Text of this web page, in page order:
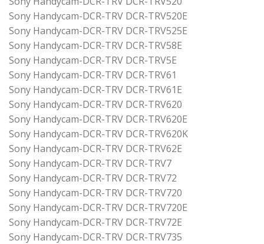
Sony Handycam-DCR-TRV DCR-TRV520E
Sony Handycam-DCR-TRV DCR-TRV525E
Sony Handycam-DCR-TRV DCR-TRV58E
Sony Handycam-DCR-TRV DCR-TRV5E
Sony Handycam-DCR-TRV DCR-TRV61
Sony Handycam-DCR-TRV DCR-TRV61E
Sony Handycam-DCR-TRV DCR-TRV620
Sony Handycam-DCR-TRV DCR-TRV620E
Sony Handycam-DCR-TRV DCR-TRV620K
Sony Handycam-DCR-TRV DCR-TRV62E
Sony Handycam-DCR-TRV DCR-TRV7
Sony Handycam-DCR-TRV DCR-TRV72
Sony Handycam-DCR-TRV DCR-TRV720
Sony Handycam-DCR-TRV DCR-TRV720E
Sony Handycam-DCR-TRV DCR-TRV72E
Sony Handycam-DCR-TRV DCR-TRV735